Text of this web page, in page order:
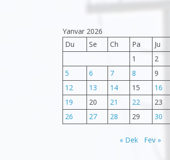
Yanvar 2026
Du
Se Ch Pa Ju
1
2
5
6 7 8 9
12
13 14 15 16
19
20 21 22 23
26
27 28 29 30
« Dek Fev »